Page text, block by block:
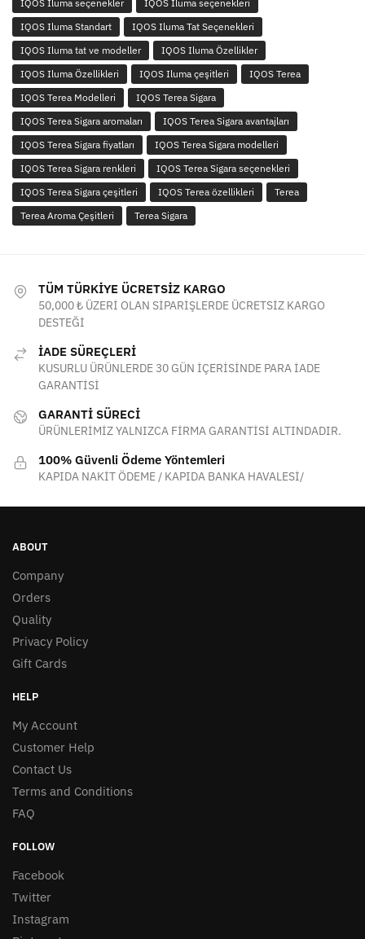
IQOS Iluma seçenekler
IQOS Iluma seçenekleri
IQOS Iluma Standart
IQOS Iluma Tat Seçenekleri
IQOS Iluma tat ve modeller
IQOS Iluma Özellikler
IQOS Iluma Özellikleri
IQOS Iluma çeşitleri
IQOS Terea
IQOS Terea Modelleri
IQOS Terea Sigara
IQOS Terea Sigara aromaları
IQOS Terea Sigara avantajları
IQOS Terea Sigara fiyatları
IQOS Terea Sigara modelleri
IQOS Terea Sigara renkleri
IQOS Terea Sigara seçenekleri
IQOS Terea Sigara çeşitleri
IQOS Terea özellikleri
Terea
Terea Aroma Çeşitleri
Terea Sigara
TÜM TÜRKİYE ÜCRETSİZ KARGO
50,000 ₺ ÜZERİ OLAN SİPARİŞLERDE ÜCRETSİZ KARGO
DESTEĞİ
İADE SÜREÇLERİ
KUSURLU ÜRÜNLERDE 30 GÜN İÇERİSİNDE PARA İADE
GARANTİSİ
GARANTİ SÜRECİ
ÜRÜNLERİMİZ YALNIZCA FİRMA GARANTİSİ ALTINDADIR.
100% Güvenli Ödeme Yöntemleri
KAPIDA NAKİT ÖDEME / KAPIDA BANKA HAVALESİ/
ABOUT
Company
Orders
Quality
Privacy Policy
Gift Cards
HELP
My Account
Customer Help
Contact Us
Terms and Conditions
FAQ
FOLLOW
Facebook
Twitter
Instagram